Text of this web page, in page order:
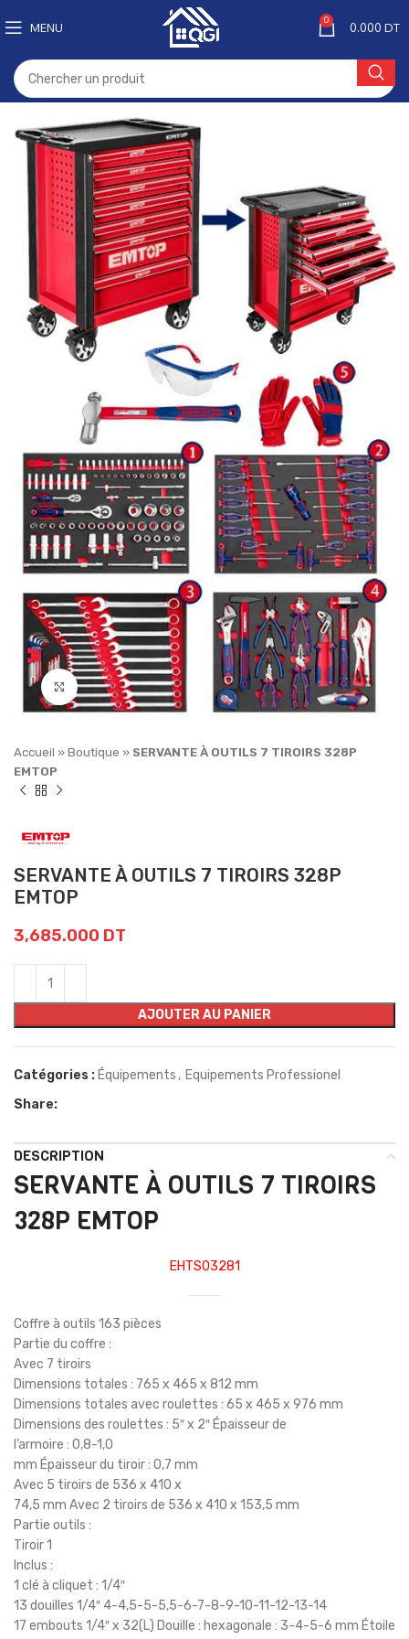
MENU 0 0.000 DT
Click to enlarge
Accueil » Boutique » SERVANTE À OUTILS 7 TIROIRS 328P
EMTOP
SERVANTE À OUTILS 7 TIROIRS 328P
EMTOP
3,685.000 DT
AJOUTER AU PANIER
Catégories : Équipements , Equipements Professionel
Share:
DESCRIPTION
SERVANTE À OUTILS 7 TIROIRS
328P EMTOP
EHTS03281
Coffre à outils 163 pièces
Partie du coffre :
Avec 7 tiroirs
Dimensions totales : 765 x 465 x 812 mm
Dimensions totales avec roulettes : 65 x 465 x 976 mm
Dimensions des roulettes : 5″ x 2″ Épaisseur de
l’armoire : 0,8-1,0
mm Épaisseur du tiroir : 0,7 mm
Avec 5 tiroirs de 536 x 410 x
74,5 mm Avec 2 tiroirs de 536 x 410 x 153,5 mm
Partie outils :
Tiroir 1
Inclus :
1 clé à cliquet : 1/4″
13 douilles 1/4″ 4-4,5-5-5,5-6-7-8-9-10-11-12-13-14
17 embouts 1/4″ x 32(L) Douille : hexagonale : 3-4-5-6 mm Étoile